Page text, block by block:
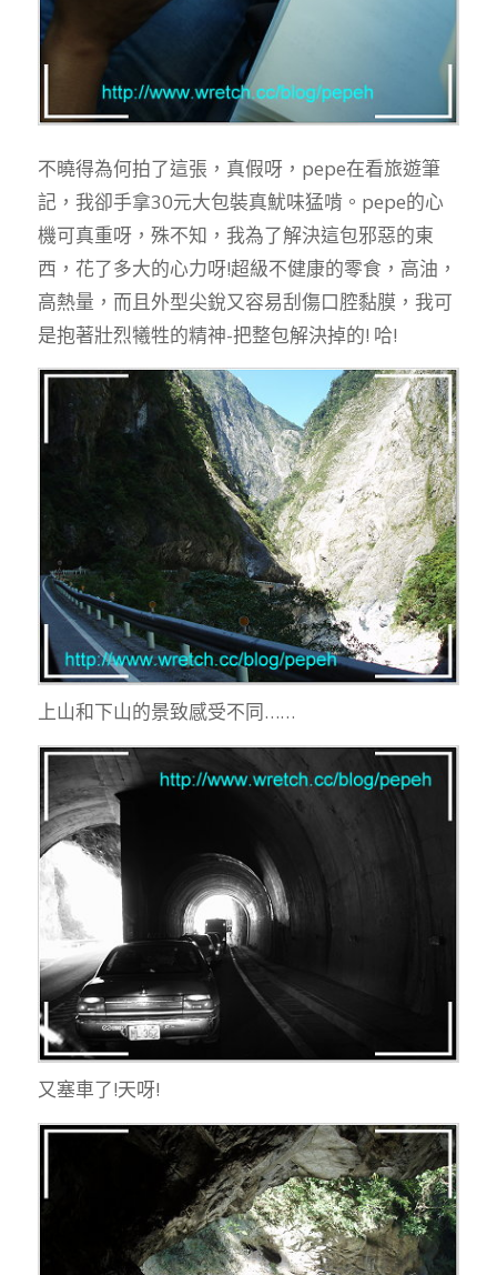
不曉得為何拍了這張，真假呀，pepe在看旅遊筆
記，我卻手拿30元大包裝真魷味猛啃。pepe的心
機可真重呀，殊不知，我為了解決這包邪惡的東
西，花了多大的心力呀!超級不健康的零食，高油，
高熱量，而且外型尖銳又容易刮傷口腔黏膜，我可
是抱著壯烈犧牲的精神-把整包解決掉的! 哈!
上山和下山的景致感受不同……
又塞車了!天呀!